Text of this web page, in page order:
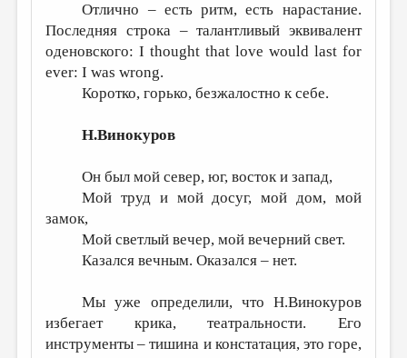
Отлично – есть ритм, есть нарастание.
Последняя строка – талантливый эквивалент
оденовского: I thought that love would last for
ever: I was wrong.
Коротко, горько, безжалостно к себе.
Н.Винокуров
Он был мой север, юг, восток и запад,
Мой труд и мой досуг, мой дом, мой
замок,
Мой светлый вечер, мой вечерний свет.
Казался вечным. Оказался – нет.
Мы уже определили, что Н.Винокуров
избегает крика, театральности. Его
инструменты – тишина и констатация, это горе,